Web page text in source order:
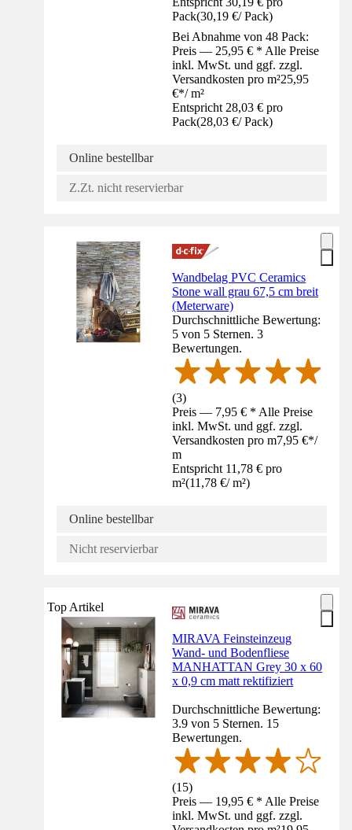
Pack(30,19 €/ Pack)
Bei Abnahme von 48 Pack:
Preis — 25,95 € * Alle Preise
inkl. MwSt. und ggf. zzgl.
Versandkosten pro m²25,95
€*/ m²
Entspricht 28,03 € pro
Pack(28,03 €/ Pack)
Online bestellbar
Z.Zt. nicht reservierbar
Wandbelag PVC Ceramics
Stone wall grau 67,5 cm breit
(Meterware)
Durchschnittliche Bewertung:
5 von 5 Sternen. 3
Bewertungen.
(3)
Preis — 7,95 € * Alle Preise
inkl. MwSt. und ggf. zzgl.
Versandkosten pro m7,95 €*/
m
Entspricht 11,78 € pro
m²(11,78 €/ m²)
Online bestellbar
Nicht reservierbar
Top Artikel
MIRAVA Feinsteinzeug
Wand- und Bodenfliese
MANHATTAN Grey 30 x 60
x 0,9 cm matt rektifiziert
Durchschnittliche Bewertung:
3.9 von 5 Sternen. 15
Bewertungen.
(15)
Preis — 19,95 € * Alle Preise
inkl. MwSt. und ggf. zzgl.